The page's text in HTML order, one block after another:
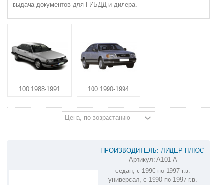
выдача документов для ГИБДД и дилера.
100 1988-1991 100 1990-1994
ПРОИЗВОДИТЕЛЬ: ЛИДЕР ПЛЮС
ФАРКОП НА AUDI 100 A101-A
Артикул: A101-A
седан, с 1990 по 1997 г.в.
универсал, с 1990 по 1997 г.в.